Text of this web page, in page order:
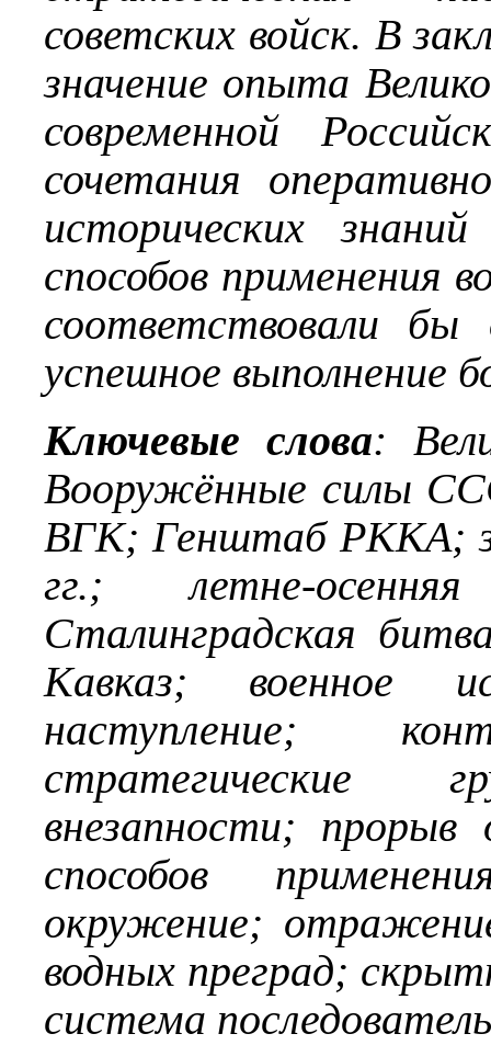
советских войск. В
значение опыта
современной
сочетания
исторических
способов применения
соответствовали бы
успешное выполнение
Ключевые слова:
Вооружённые силы
ВГК; Генштаб РККА;
гг.; летне-
Сталинградская
Кавказ; военное
наступление;
стратегические
внезапности;
способов
окружение;
водных преград;
система